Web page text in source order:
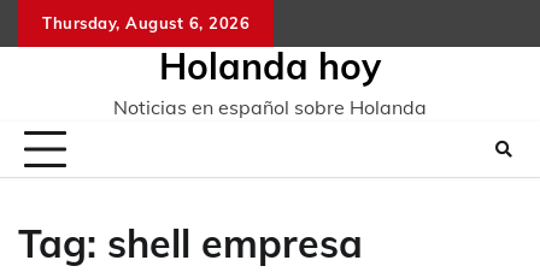
to
Thursday, August 6, 2026
Holanda hoy
Noticias en español sobre Holanda
Tag: shell empresa